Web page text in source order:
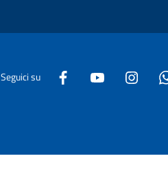
Seguici su